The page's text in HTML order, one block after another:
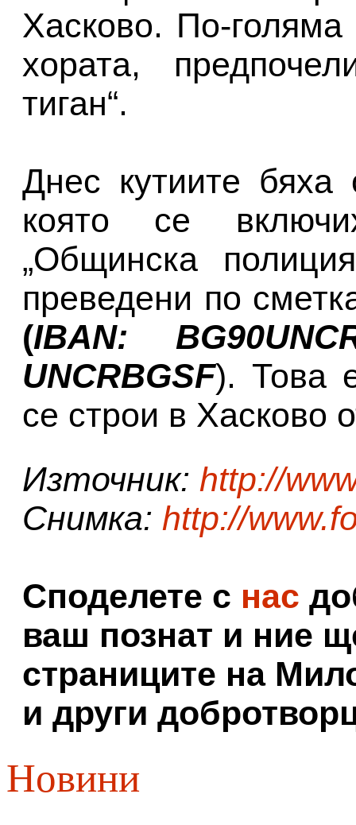
Хасково. По-голяма
хората,
тиган“.
Днес кутиите бяха
която се
„Общинска
преведени по
(ІBAN:
UNCRBGЅF). Това
се строи в Хасково
Източник: http://
Снимка: http://
Споделете с нас
ваш познат и ние
страниците на
и други
Новини